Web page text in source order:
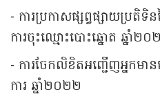
- ការប្រកាសផ្សព្វផ្សាយប្រតិទិ
ការចុះឈ្មោះបោះឆ្នោត ឆ្នាំ២
- ការចែកលិខិតអញ្ជើញអ្នកមាន
ការ ឆ្នាំ២០២២